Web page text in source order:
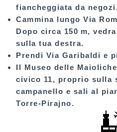
fiancheggiata da
Cammina lungo Via
Dopo circa 150 m,
sulla tua destra.
Prendi Via Garibaldi e
Il Museo delle
civico 11, proprio sulla
campanello e sali al
Torre‑Pirajno.